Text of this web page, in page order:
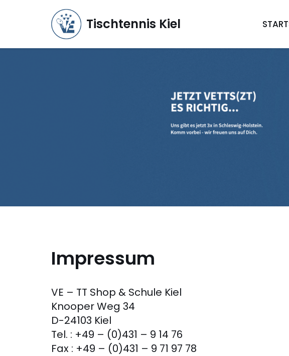
Tischtennis Kiel
Impressum
VE – TT Shop & Schule Kiel
Knooper Weg 34
D-24103 Kiel
Tel. : +49 – (0)431 – 9 14 76
Fax : +49 – (0)431 – 9 71 97 78